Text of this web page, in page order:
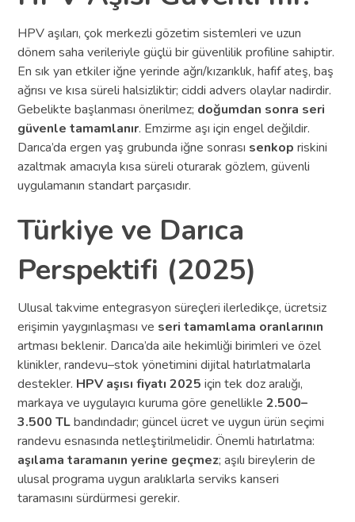
HPV aşıları, çok merkezli gözetim sistemleri ve uzun
dönem saha verileriyle güçlü bir güvenlilik profiline sahiptir.
En sık yan etkiler iğne yerinde ağrı/kızarıklık, hafif ateş, baş
ağrısı ve kısa süreli halsizliktir; ciddi advers olaylar nadirdir.
Gebelikte başlanması önerilmez; doğumdan sonra seri
güvenle tamamlanır. Emzirme aşı için engel değildir.
Darıca’da ergen yaş grubunda iğne sonrası senkop riskini
azaltmak amacıyla kısa süreli oturarak gözlem, güvenli
uygulamanın standart parçasıdır.
Türkiye ve Darıca
Perspektifi (2025)
Ulusal takvime entegrasyon süreçleri ilerledikçe, ücretsiz
erişimin yaygınlaşması ve seri tamamlama oranlarının
artması beklenir. Darıca’da aile hekimliği birimleri ve özel
klinikler, randevu–stok yönetimini dijital hatırlatmalarla
destekler. HPV aşısı fiyatı 2025 için tek doz aralığı,
markaya ve uygulayıcı kuruma göre genellikle2.500–
3.500 TLbandındadır; güncel ücret ve uygun ürün seçimi
randevu esnasında netleştirilmelidir. Önemli hatırlatma:
aşılama taramanın yerine geçmez; aşılı bireylerin de
ulusal programa uygun aralıklarla serviks kanseri
taramasını sürdürmesi gerekir.